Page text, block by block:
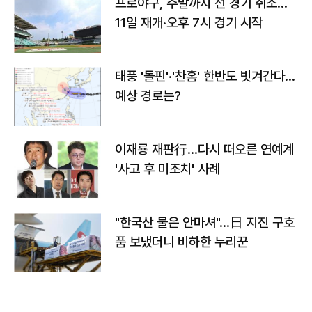
프로야구, 주말까지 전 경기 취소…
11일 재개·오후 7시 경기 시작
태풍 '돌핀'·'찬홈' 한반도 빗겨간다…
예상 경로는?
이재룡 재판行…다시 떠오른 연예계
'사고 후 미조치' 사례
"한국산 물은 안마셔"…日 지진 구호
품 보냈더니 비하한 누리꾼